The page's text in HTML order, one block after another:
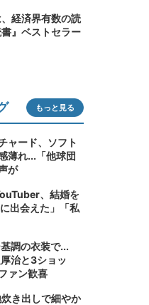
経済界有数の読
』ベストセラー
もっと見る
ャード、ソフト
薄れ...「他球団
が
、結婚を
出会えた」「私
調の衣装で...
治と3ショッ
ァン歓喜
き出しで細やか